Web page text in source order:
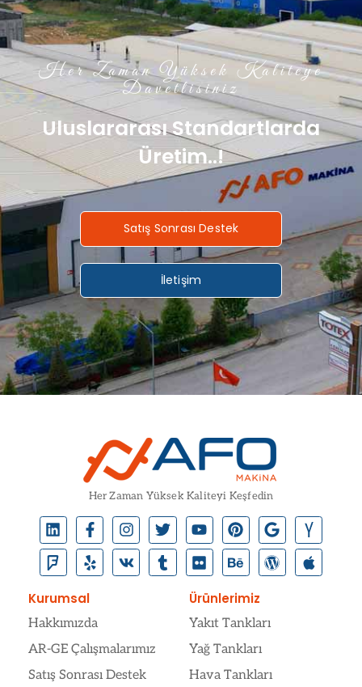
Her Zaman Yüksek Kaliteye
Davetlisiniz
Uluslararası Standartlarda
Üretim..!
Satış Sonrası Destek
İletişim
Her Zaman Yüksek Kaliteyi Keşfedin
Kurumsal
Hakkımızda
AR-GE Çalışmalarımız
Satış Sonrası Destek
Ürünlerimiz
Yakıt Tankları
Yağ Tankları
Hava Tankları